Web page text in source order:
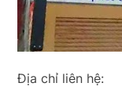
Địa chỉ liên hệ: